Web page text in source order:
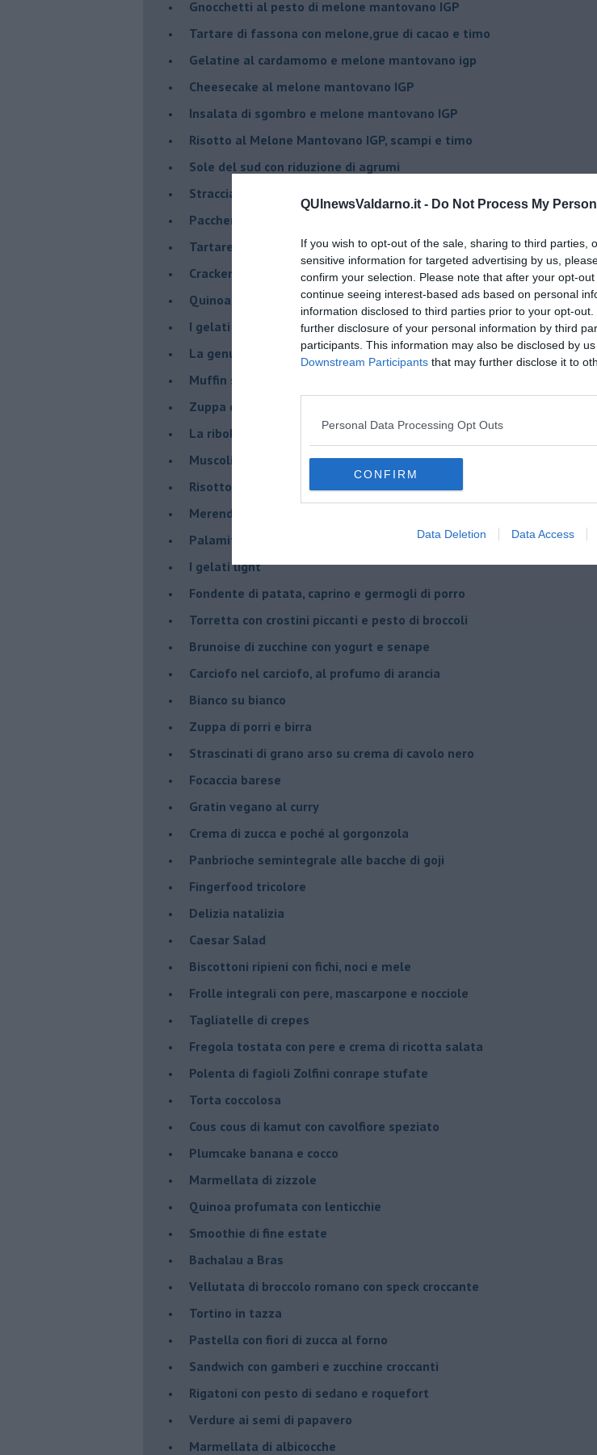
QUInewsValdarno.it - Do Not Process My
If you wish to opt-out of the sale, sharing to third parties,
sensitive information for targeted advertising by us,
confirm your selection. Please note that after your opt-
continue seeing interest-based ads based on personal
information disclosed to third parties prior to your opt-
further disclosure of your personal information by third
participants. This information may also be disclosed by
Downstream Participants that may further disclose it to
Personal Data Processing Opt Outs
CONFIRM
Data Deletion Data Access
Gnocchetti al pesto di melone mantovano IGP
Tartare di fassona con melone,grue di cacao e timo
Gelatine al cardamomo e melone mantovano igp
Cheesecake al melone mantovano IGP
Insalata di sgombro e melone mantovano IGP
Risotto al Melone Mantovano IGP, scampi e timo
Sole del sud con riduzione di agrumi
Stracciatella di Andria con melone piccante
Paccheri con scarola, vongole e mandorle
Tartare di luccioperca con melone al tabasco
Crackers di segale
Quinoa con Melone Mantovano IGP, Rucola, Croccante
I gelati salati
La genuinità come primo ingrediente
Muffin salati al curry e granny smith
Zuppa di porri alla birra, con ...
La ribollita
Muscoli ripieni
Risotto arancia e pistacchi mantecato con taleggio
Merenda da campioni
Palamita? Sì, grazie
I gelati light
Fondente di patata, caprino e germogli di porro
Torretta con crostini piccanti e pesto di broccoli
Brunoise di zucchine con yogurt e senape
Carciofo nel carciofo, al profumo di arancia
Bianco su bianco
Zuppa di porri e birra
Strascinati di grano arso su crema di cavolo nero
Focaccia barese
Gratin vegano al curry
Crema di zucca e poché al gorgonzola
Panbrioche semintegrale alle bacche di goji
Fingerfood tricolore
Delizia natalizia
Caesar Salad
Biscottoni ripieni con fichi, noci e mele
Frolle integrali con pere, mascarpone e nocciole
Tagliatelle di crepes
Fregola tostata con pere e crema di ricotta salata
Polenta di fagioli Zolfini conrape stufate
Torta coccolosa
Cous cous di kamut con cavolfiore speziato
Plumcake banana e cocco
Marmellata di zizzole
Quinoa profumata con lenticchie
Smoothie di fine estate
Bachalau a Bras
Vellutata di broccolo romano con speck croccante
Tortino in tazza
Pastella con fiori di zucca al forno
Sandwich con gamberi e zucchine croccanti
Rigatoni con pesto di sedano e roquefort
Verdure ai semi di papavero
Marmellata di albicocche